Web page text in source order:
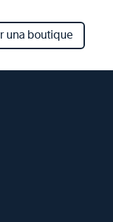
una boutique